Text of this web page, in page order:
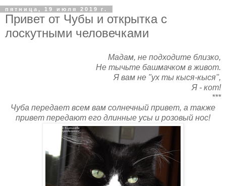
пятница, 19 июля 2019 г.
Привет от Чубы и открытка с
лоскутными человечками
Мадам, не подходите близко,
Не тычьте башмачком в живот.
Я вам не "ух ты кыся-кыся",
Я - кот!
***
Чуба передает всем вам солнечный привет, а также
привет передают его длинные усы и розовый нос!